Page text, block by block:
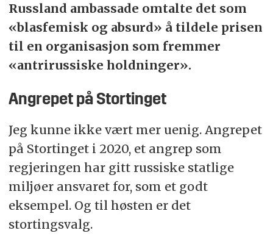
Russland ambassade omtalte det som
«blasfemisk og absurd» å tildele prisen
til en organisasjon som fremmer
«antrirussiske holdninger».
Angrepet på Stortinget
Jeg kunne ikke vært mer uenig. Angrepet
på Stortinget i 2020, et angrep som
regjeringen har gitt russiske statlige
miljøer ansvaret for, som et godt
eksempel. Og til høsten er det
stortingsvalg.